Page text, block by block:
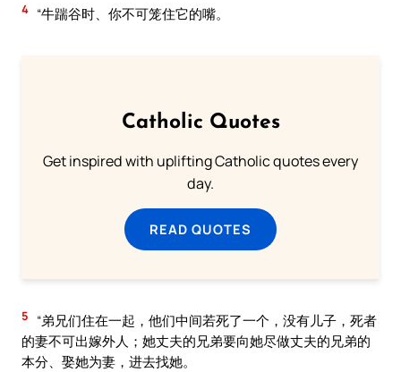
4 “牛踹谷时、你不可笼住它的嘴。
Catholic Quotes
Get inspired with uplifting Catholic quotes every
day.
READ QUOTES
5
“弟兄们住在一起，他们中间若死了一个，没有儿子，死者
的妻不可出嫁外人；她丈夫的兄弟要向她尽做丈夫的兄弟的
本分、娶她为妻，进去找她。